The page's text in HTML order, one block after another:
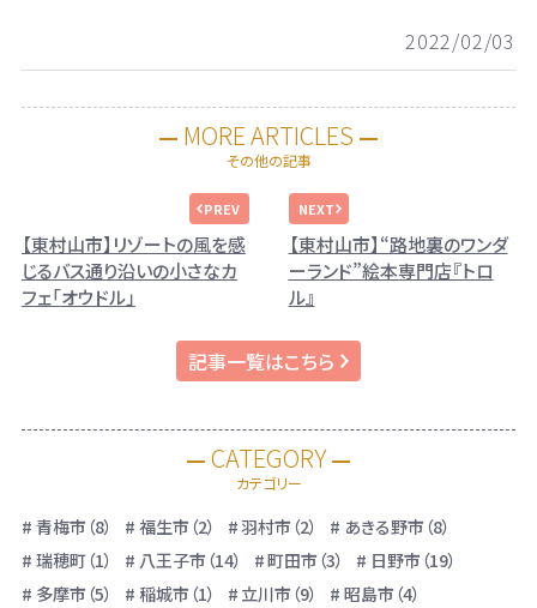
2022/02/03
MORE ARTICLES
その他の記事
【東村山市】リゾートの風を感
じるバス通り沿いの小さなカ
フェ「オウドル」
【東村山市】“路地裏のワンダ
ーランド”絵本専門店『トロ
ル』
記事一覧はこちら
CATEGORY
カテゴリー
青梅市（8） 福生市（2） 羽村市（2）
あきる野市（8）
瑞穂町（1）
八王子市（14） 町田市（3）
日野市（19）
多摩市（5）
稲城市（1） 立川市（9）
昭島市（4）